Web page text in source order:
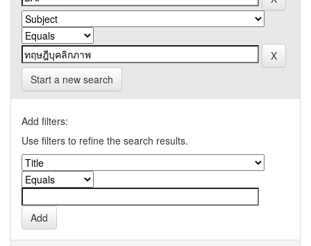
Start a new search
Add filters:
Use filters to refine the search results.